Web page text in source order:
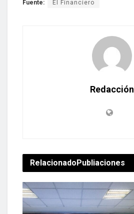
Fuente: El Financiero
Redacción
RelacionadoPubliaciones